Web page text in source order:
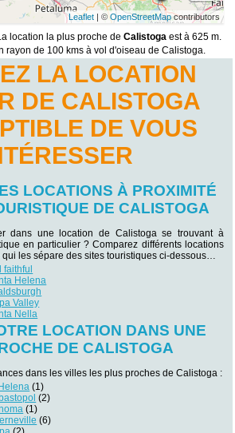
Leaflet| ©OpenStreetMapcontributors
location la plus proche deCalistoga est à 625 m.
rayon de 100 kms à vol d'oiseau de Calistoga.
LA LOCATION
DE CALISTOGA
DE VOUS
LOCATIONS À PROXIMITÉ
DE CALISTOGA
dans une location de Calistoga se trouvant à
en particulier ? Comparez différents locations
les sépare des sites touristiques ci-dessous…
Helena
Valley
Nella
LOCATION DANS UNE
DE CALISTOGA
dans les villes les plus proches de Calistoga :
(1)
(2)
(1)
(6)